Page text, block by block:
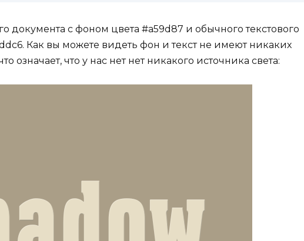
документа с фоном цвета #a59d87 и обычного текстового
Как вы можете видеть фон и текст не имеют никаких
означает, что у нас нет нет никакого источника света: